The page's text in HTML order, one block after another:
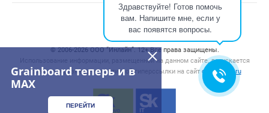
Здравствуйте! Готов помочь
вам. Напишите мне, если у
вас появятся вопросы.
Grainboard теперь и в
MAX
ПЕРЕЙТИ
Счетчики, авторское право, логотипы
© 2006‑2026 ООО “Инлайн”. 12+ Все права защищены.
Использование информации, размещенной на данном сайте, допускается
только при размещении активной гиперссылки на сайт grainboard.ru